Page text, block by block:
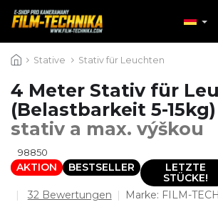
Inhalt Stative Stativ für Leuchten
4 Meter Stativ für
(Belastbarkeit 5-15kg)
stativ a max. výškou
98850
AKTION BESTSELLER
LETZTE
STÜCKE!
Die
32 Bewertungen Marke: FILM-